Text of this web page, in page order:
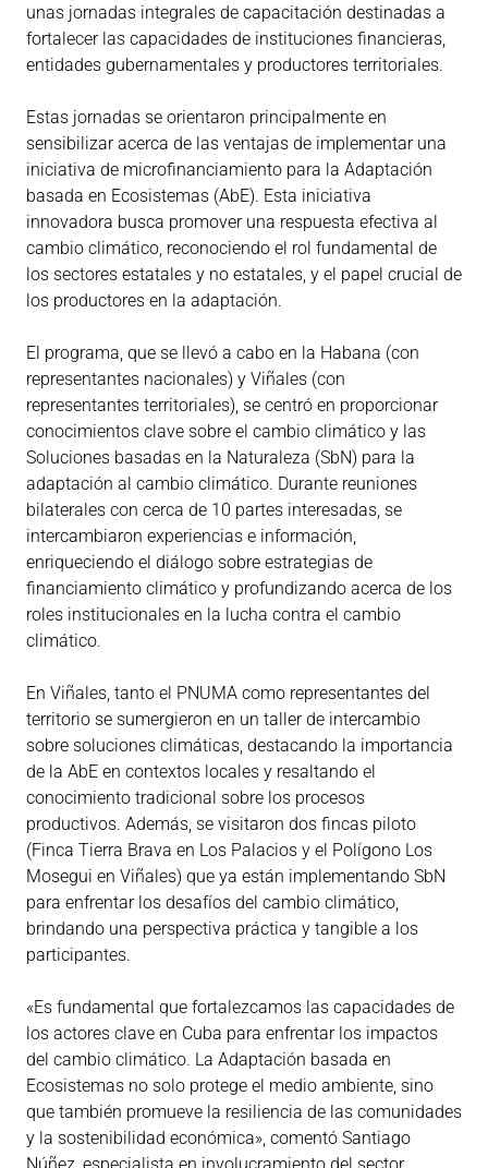
unas jornadas integrales de capacitación destinadas a
fortalecer las capacidades de instituciones financieras,
entidades gubernamentales y productores territoriales.
Estas jornadas se orientaron principalmente en
sensibilizar acerca de las ventajas de implementar una
iniciativa de microfinanciamiento para la Adaptación
basada en Ecosistemas (AbE). Esta iniciativa
innovadora busca promover una respuesta efectiva al
cambio climático, reconociendo el rol fundamental de
los sectores estatales y no estatales, y el papel crucial de
los productores en la adaptación.
El programa, que se llevó a cabo en la Habana (con
representantes nacionales) y Viñales (con
representantes territoriales), se centró en proporcionar
conocimientos clave sobre el cambio climático y las
Soluciones basadas en la Naturaleza (SbN) para la
adaptación al cambio climático. Durante reuniones
bilaterales con cerca de 10 partes interesadas, se
intercambiaron experiencias e información,
enriqueciendo el diálogo sobre estrategias de
financiamiento climático y profundizando acerca de los
roles institucionales en la lucha contra el cambio
climático.
En Viñales, tanto el PNUMA como representantes del
territorio se sumergieron en un taller de intercambio
sobre soluciones climáticas, destacando la importancia
de la AbE en contextos locales y resaltando el
conocimiento tradicional sobre los procesos
productivos. Además, se visitaron dos fincas piloto
(Finca Tierra Brava en Los Palacios y el Polígono Los
Mosegui en Viñales) que ya están implementando SbN
para enfrentar los desafíos del cambio climático,
brindando una perspectiva práctica y tangible a los
participantes.
«Es fundamental que fortalezcamos las capacidades de
los actores clave en Cuba para enfrentar los impactos
del cambio climático. La Adaptación basada en
Ecosistemas no solo protege el medio ambiente, sino
que también promueve la resiliencia de las comunidades
y la sostenibilidad económica», comentó Santiago